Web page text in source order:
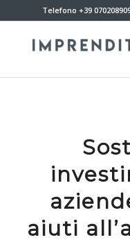
Telefono +39
aiuti